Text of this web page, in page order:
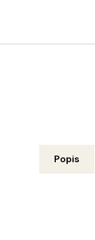
Popis